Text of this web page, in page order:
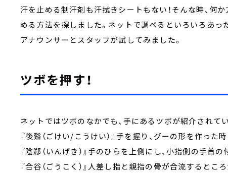
汗を止める制汗剤も汗拭きシートもない！そんな時、何
める方法を探しました。ネットで調べるといろいろあっ
アナウンサーとスタッフが試してみました。
ツボを押す！
ネットではツボのなかでも、手にあるツボが紹介されて
『後谿（ごけい/こうけい）』手を握り、グーの形を作っ
『陰郄（いんげき）』手のひらを上側にし、小指側の手
『合谷（ごうこく）』人差し指と親指の骨が合流すると